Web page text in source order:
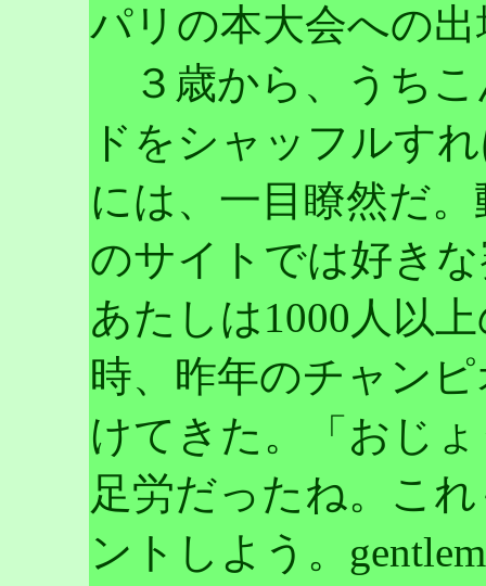
パリの本大会への
３歳から、うちこ
ドをシャッフルす
には、一目瞭然だ
のサイトでは好き
あたしは1000人以
時、昨年のチャン
けてきた。「おじ
足労だったね。こ
ントしよう。